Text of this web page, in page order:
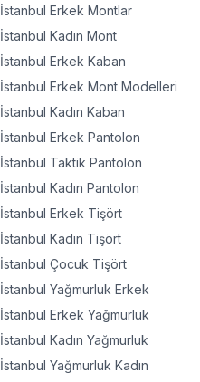
İstanbul Erkek Montlar
İstanbul Kadın Mont
İstanbul Erkek Kaban
İstanbul Erkek Mont Modelleri
İstanbul Kadın Kaban
İstanbul Erkek Pantolon
İstanbul Taktik Pantolon
İstanbul Kadın Pantolon
İstanbul Erkek Tişört
İstanbul Kadın Tişört
İstanbul Çocuk Tişört
İstanbul Yağmurluk Erkek
İstanbul Erkek Yağmurluk
İstanbul Kadın Yağmurluk
İstanbul Yağmurluk Kadın